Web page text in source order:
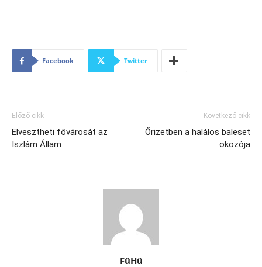
Facebook Twitter
Előző cikk
Elvesztheti fővárosát az
Iszlám Állam
Következő cikk
Őrizetben a halálos baleset
okozója
FüHü